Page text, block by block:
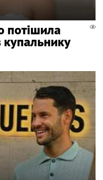
потішила
купальнику